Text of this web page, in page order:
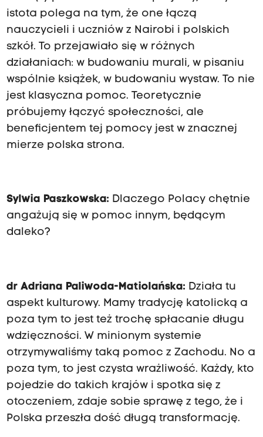
istota polega na tym, że one łączą
nauczycieli i uczniów z Nairobi i polskich
szkół. To przejawiało się w różnych
działaniach: w budowaniu murali, w pisaniu
wspólnie książek, w budowaniu wystaw. To nie
jest klasyczna pomoc. Teoretycznie
próbujemy łączyć społeczności, ale
beneficjentem tej pomocy jest w znacznej
mierze polska strona.
Sylwia Paszkowska: Dlaczego Polacy chętnie
angażują się w pomoc innym, będącym
daleko?
dr Adriana Paliwoda-Matiolańska: Działa tu
aspekt kulturowy. Mamy tradycję katolicką a
poza tym to jest też trochę spłacanie długu
wdzięczności. W minionym systemie
otrzymywaliśmy taką pomoc z Zachodu. No a
poza tym, to jest czysta wrażliwość. Każdy, kto
pojedzie do takich krajów i spotka się z
otoczeniem, zdaje sobie sprawę z tego, że i
Polska przeszła dość długą transformację.